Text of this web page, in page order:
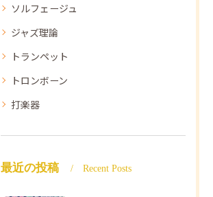
ソルフェージュ
ジャズ理論
トランペット
トロンボーン
打楽器
最近の投稿 Recent Posts